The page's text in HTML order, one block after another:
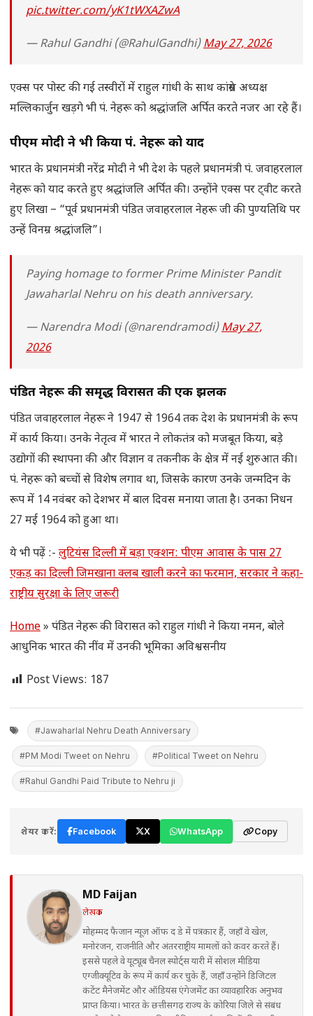
pic.twitter.com/yK1tWXAZwA
— Rahul Gandhi (@RahulGandhi)May 27, 2026
एक्स पर पोस्ट की गई तस्वीरों में राहुल गांधी के साथ कांग्रेस अध्यक्ष
मल्लिकार्जुन खड़गे भी पं. नेहरू को श्रद्धांजलि अर्पित करते नजर आ रहे हैं।
पीएम मोदी ने भी किया पं. नेहरू को याद
भारत के प्रधानमंत्री नरेंद्र मोदी ने भी देश के पहले प्रधानमंत्री पं. जवाहरलाल
नेहरू को याद करते हुए श्रद्धांजलि अर्पित की। उन्होंने एक्स पर ट्वीट करते
हुए लिखा – “पूर्व प्रधानमंत्री पंडित जवाहरलाल नेहरू जी की पुण्यतिथि पर
उन्हें विनम्र श्रद्धांजलि”।
Paying homage to former Prime Minister Pandit
Jawaharlal Nehru on his death anniversary.
— Narendra Modi (@narendramodi)May 27,
2026
पंडित नेहरू की समृद्ध विरासत की एक झलक
पंडित जवाहरलाल नेहरू ने 1947 से 1964 तक देश के प्रधानमंत्री के रूप
में कार्य किया। उनके नेतृत्व में भारत ने लोकतंत्र को मजबूत किया, बड़े
उद्योगों की स्थापना की और विज्ञान व तकनीक के क्षेत्र में नई शुरुआत की।
पं. नेहरू को बच्चों से विशेष लगाव था, जिसके कारण उनके जन्मदिन के
रूप में 14 नवंबर को देशभर में बाल दिवस मनाया जाता है। उनका निधन
27 मई 1964 को हुआ था।
ये भी पढ़ें :- लुटियंस दिल्ली में बड़ा एक्शन: पीएम आवास के पास 27
एकड़ का दिल्ली जिमखाना क्लब खाली करने का फरमान, सरकार ने कहा-
राष्ट्रीय सुरक्षा के लिए जरूरी
Home» पंडित नेहरू की विरासत को राहुल गांधी ने किया नमन, बोले
आधुनिक भारत की नींव में उनकी भूमिका अविश्वसनीय
Post Views: 187
#Jawaharlal Nehru Death Anniversary
#PM Modi Tweet on Nehru #Political Tweet on Nehru
#Rahul Gandhi Paid Tribute to Nehru ji
शेयर करें: Facebook X WhatsApp Copy
MD Faijan
लेखक
मोहम्मद फैजान न्यूज़ ऑफ द डे में पत्रकार हैं, जहाँ वे खेल,
मनोरंजन, राजनीति और अंतरराष्ट्रीय मामलों को कवर करते हैं।
इससे पहले वे यूट्यूब चैनल स्पोर्ट्स यारी में सोशल मीडिया
एग्जीक्यूटिव के रूप में कार्य कर चुके हैं, जहाँ उन्होंने डिजिटल
कंटेंट मैनेजमेंट और ऑडियंस एंगेजमेंट का व्यावहारिक अनुभव
प्राप्त किया। भारत के छत्तीसगढ़ राज्य के कोरिया जिले से संबंध